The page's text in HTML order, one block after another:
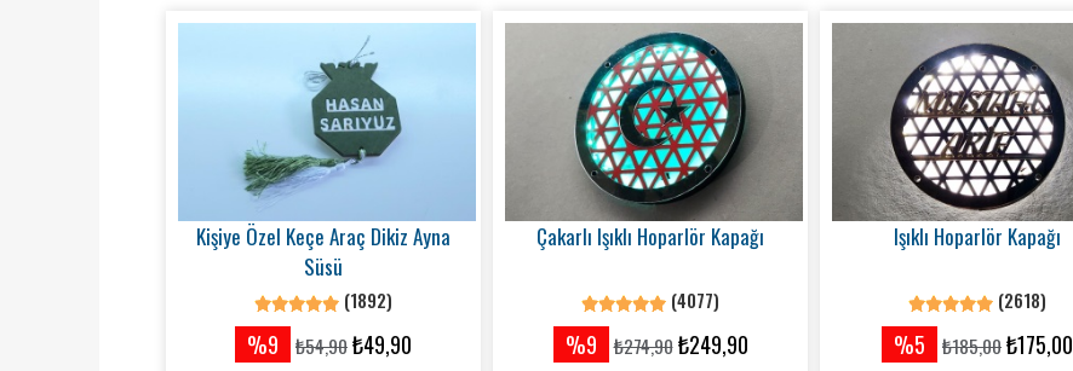
Kişiye Özel Keçe Araç Dikiz Ayna
Süsü
(1892)
%9 ₺54,90₺49,90
Çakarlı Işıklı Hoparlör Kapağı
(4077)
%9 ₺274,90₺249,90
Işıklı Hoparlör Kapağı
(2618)
%5 ₺185,00₺175,00